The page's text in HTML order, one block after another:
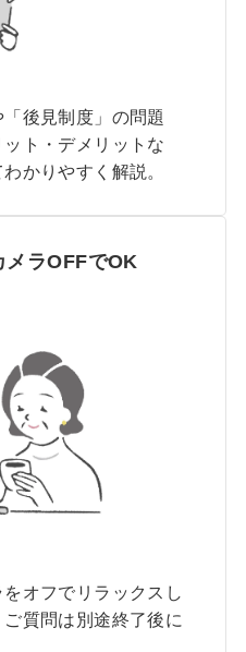
後見制度」の問題
ト・デメリットな
かりやすく解説。
メラOFFでOK
オフでリラックスし
質問は別途終了後に